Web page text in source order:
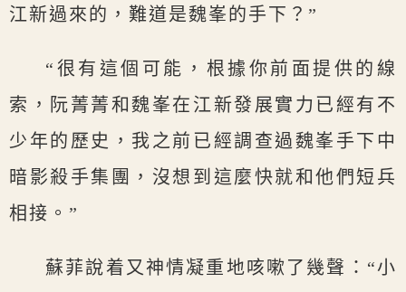
江新過來的，難道是魏峯的手下？”
“很有這個可能，根據你前面提供的線
索，阮菁菁和魏峯在江新發展實力已經有不
少年的歷史，我之前已經調查過魏峯手下中
暗影殺手集團，沒想到這麼快就和他們短兵
相接。”
蘇菲說着又神情凝重地咳嗽了幾聲：“小